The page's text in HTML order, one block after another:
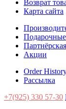
Возврат
Карта сайта
Акции
Order
Рассылка
+7(925) 330 57-30